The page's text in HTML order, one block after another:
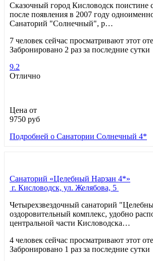
Сказочный город Кисловодск поистине
после появления в 2007 году
Санаторий "Солнечный", р…
7 человек сейчас просматривают этот
Забронировано 2 раз за последние сутки
9.2
Отлично
Цена от
9750 руб
Подробней о Санатории Солнечный 4*
Санаторий «Целебный Нарзан 4*»
г. Кисловодск, ул. Желябова, 5
Четырехзвездочный санаторий
оздоровительный комплекс, удобно
центральной части Кисловодска…
4 человек сейчас просматривают этот
Забронировано 1 раз за последние сутки